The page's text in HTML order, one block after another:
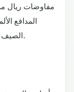
مفاوضات ريال
المدافع
الصيف المقبل، بعدما وافق على الانتقال للملكي.